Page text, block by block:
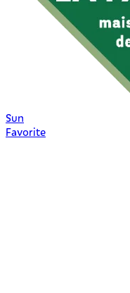
Sun
Favorite